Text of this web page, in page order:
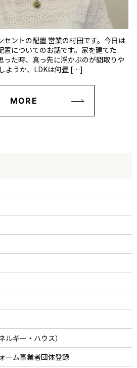
セントの配置 営業の村田です。今日は
置についてのお話です。家を建てた
った時、真っ先に浮かぶのが間取りや
ようか、LDKは何畳 […]
MORE
ギー・ハウス）
ーム事業者団体登録